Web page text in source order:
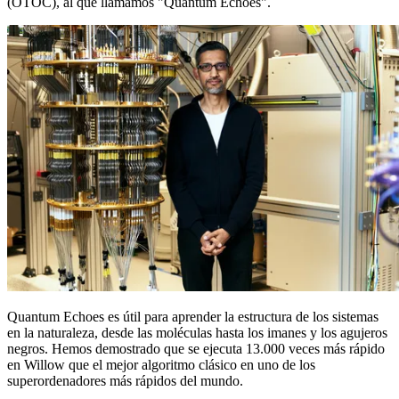
Quantum Echoes es útil para aprender la estructura de los sistemas
en la naturaleza, desde las moléculas hasta los imanes y los agujeros
negros. Hemos demostrado que se ejecuta 13.000 veces más rápido
en Willow que el mejor algoritmo clásico en uno de los
superordenadores más rápidos del mundo.